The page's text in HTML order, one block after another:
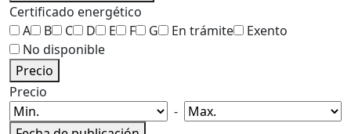
Certificado energético
A
B C D E F G En trámite
Exento
No disponible
Precio
Precio
-